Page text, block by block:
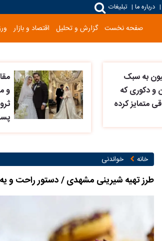
| درباره ما | تبلیغات
صفحه نخست گزارش و تحلیل اقتصاد و بازار
به سبک
و دکوری که
متمایز کرده
و
خانه خواندنی
طرز تهیه شیرینی مشهدی / دستور راحت و